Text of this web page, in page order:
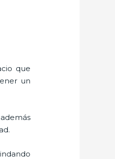
que
un
además